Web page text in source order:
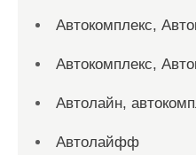
Автокомплекс,
Автокомплекс,
Автолайн,
Автолайфф